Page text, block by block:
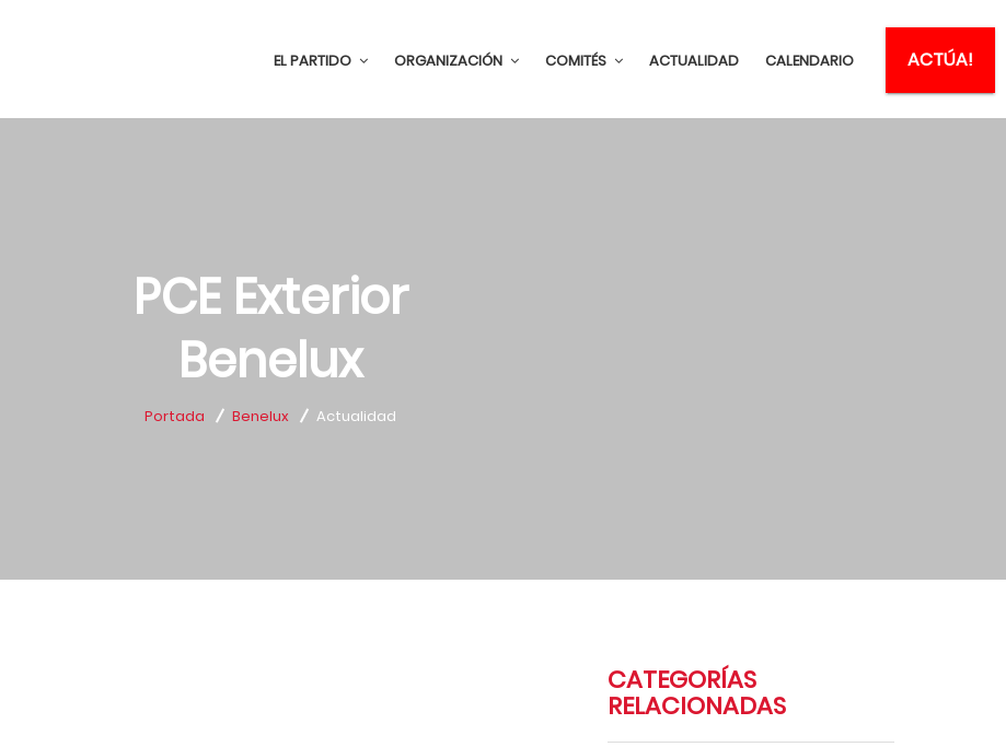
ACTÚA!
EL PARTIDO ORGANIZACIÓN COMITÉS ACTUALIDAD CALENDARIO
PCE Exterior
Benelux
Portada Benelux Actualidad
CATEGORÍAS
RELACIONADAS